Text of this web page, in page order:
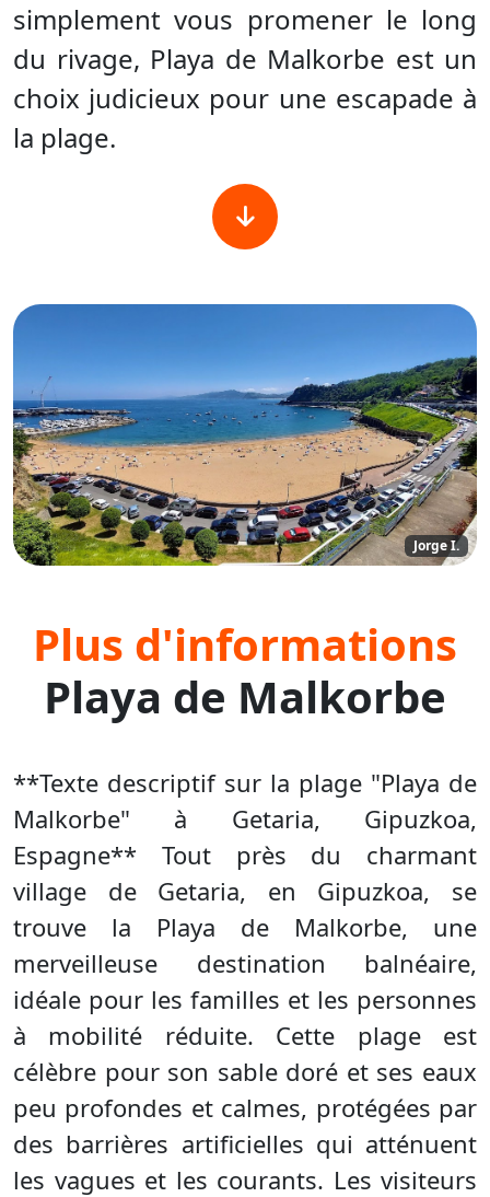
Jorge I.
simplement vous promener le long
du rivage, Playa de Malkorbe est un
choix judicieux pour une escapade à
la plage.
Plus d'informations
Playa de Malkorbe
**Texte descriptif sur la plage "Playa de
Malkorbe" à Getaria, Gipuzkoa,
Espagne** Tout près du charmant
village de Getaria, en Gipuzkoa, se
trouve la Playa de Malkorbe, une
merveilleuse destination balnéaire,
idéale pour les familles et les personnes
à mobilité réduite. Cette plage est
célèbre pour son sable doré et ses eaux
peu profondes et calmes, protégées par
des barrières artificielles qui atténuent
les vagues et les courants. Les visiteurs